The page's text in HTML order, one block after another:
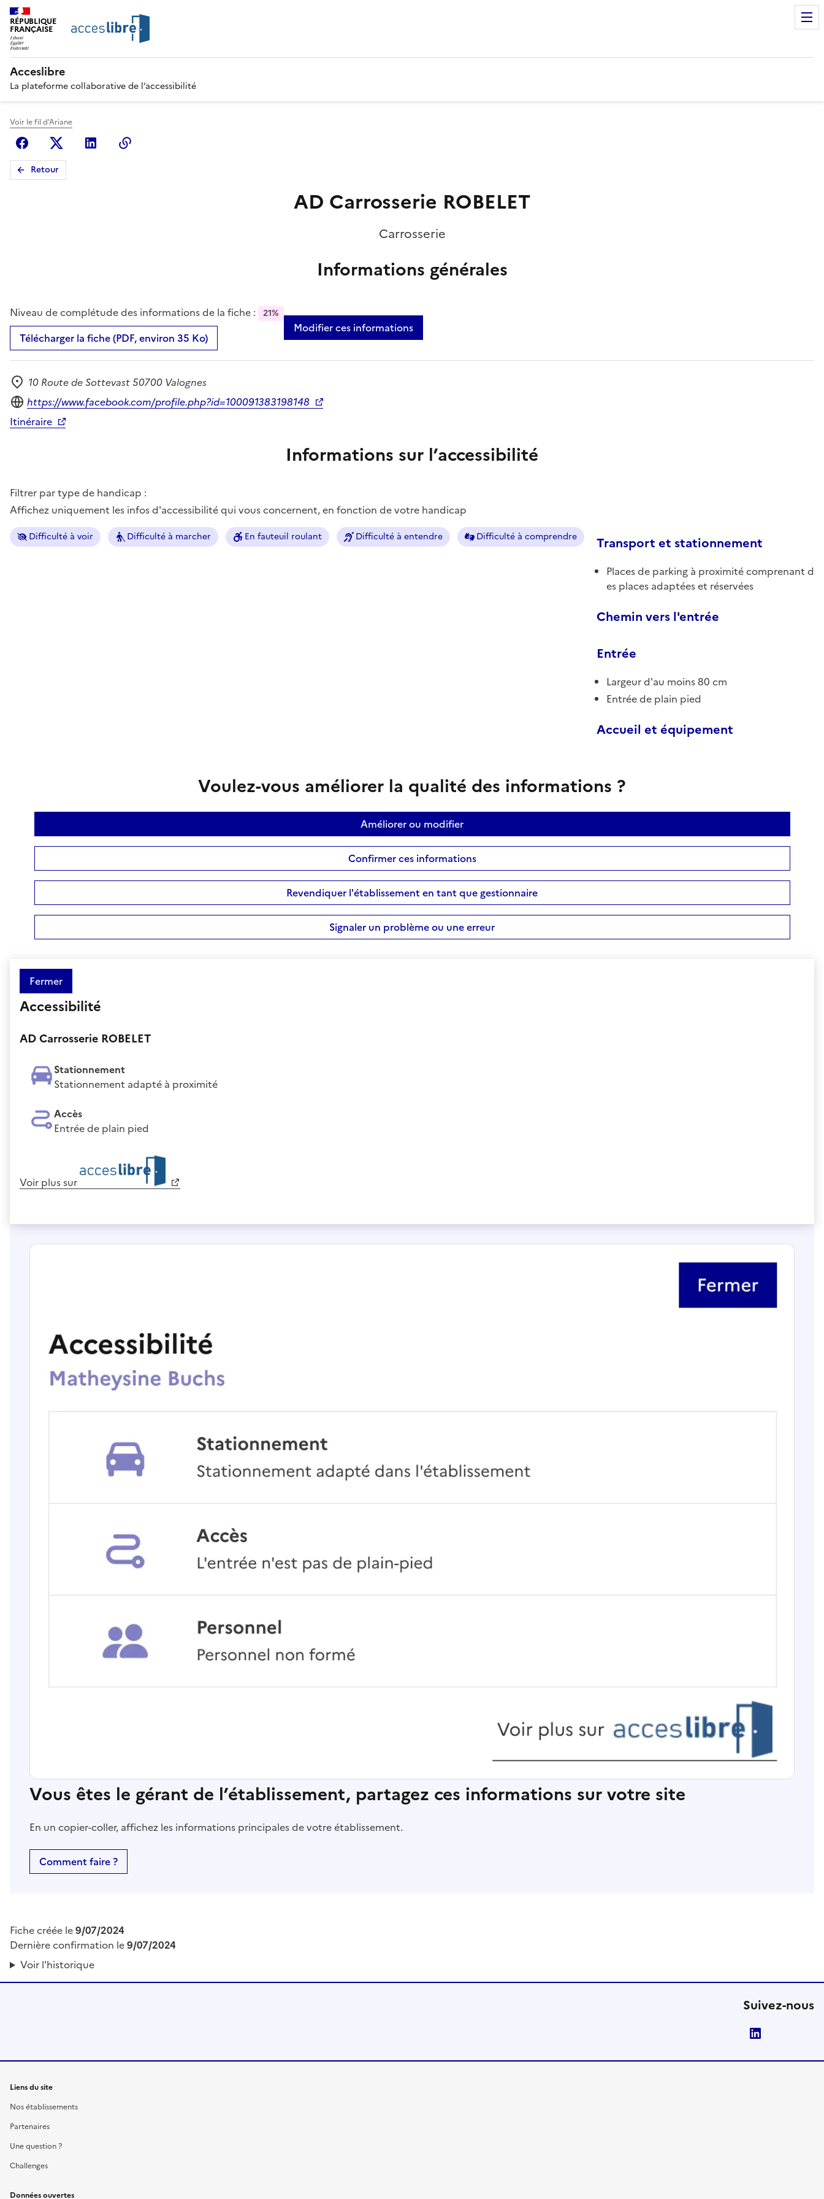
RÉPUBLIQUE
FRANÇAISE
Acceslibre
La plateforme collaborative de l’accessibilité
Voir le fil d'Ariane
FacebookX (anciennement Twitter)
Linkedin
Retour
AD Carrosserie ROBELET
Carrosserie
Informations générales
Niveau de complétude des informations de la fiche : 21%
Télécharger la fiche (PDF, environ 35 Ko)
Modifier ces informations
Adresse
10 Route de Sottevast 50700 Valognes
Site internet
https://www.facebook.com/profile.php?id=100091383198148
Itinéraire
Informations sur l’accessibilité
Filtrer par type de handicap :
Affichez uniquement les infos d'accessibilité qui vous concernent, en fonction de votre handicap
Difficulté à voir Difficulté à marcher En fauteuil roulant Difficulté à entendre Difficulté à comprendre Transport et stationnement
Places de parking à proximité comprenant d
es places adaptées et réservées
Chemin vers l'entrée
Entrée
Largeur d'au moins 80 cm
Entrée de plain pied
Accueil et équipement
Voulez-vous améliorer la qualité des informations ?
Améliorer ou modifier
Confirmer ces informations
Revendiquer l'établissement en tant que gestionnaire
Signaler un problème ou une erreur
Fermer
Accessibilité
AD Carrosserie ROBELET
Stationnement
Stationnement adapté à proximité
Accès
Entrée de plain pied
Voir plus sur
Vous êtes le gérant de l’établissement, partagez ces informations sur votre site
En un copier-coller, affichez les informations principales de votre établissement.
Comment faire ?
Fiche créée le9/07/2024
Dernière confirmation le9/07/2024
Voir l'historique
Suivez-nous
Liens du site
Nos établissements
Partenaires
Une question ?
Challenges
Données ouvertes